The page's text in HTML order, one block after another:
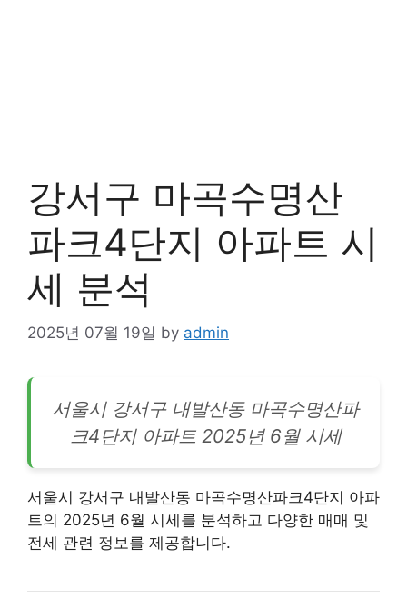
강서구 마곡수명산
파크4단지 아파트 시
세 분석
2025년 07월 19일 by admin
서울시 강서구 내발산동 마곡수명산파
크4단지 아파트 2025년 6월 시세
서울시 강서구 내발산동 마곡수명산파크4단지 아파
트 의 2025년 6월 시세를 분석하고 다양한 매매 및
전세 관련 정보를 제공합니다.